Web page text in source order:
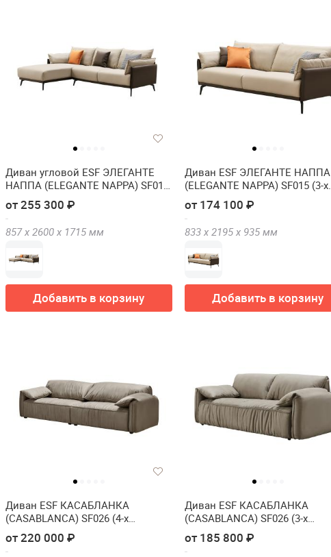
Диван угловой ESF ЭЛЕГАНТЕ
НАППА (ELEGANTE NAPPA) SF015
угол левый
от 255 300 ₽
857 х 2600 х 1715 мм
Добавить в корзину
Диван ESF ЭЛЕГАНТЕ НАППА
(ELEGANTE NAPPA) SF015 (3-х
местный)
от 174 100 ₽
833 х 2195 х 935 мм
Добавить в корзину
Диван ESF КАСАБЛАНКА
(CASABLANCA) SF026 (4-х
местный)
от 220 000 ₽
Диван ESF КАСАБЛАНКА
(CASABLANCA) SF026 (3-х
местный)
от 185 800 ₽